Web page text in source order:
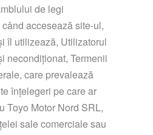
de legi
accesează site-ul,
îl utilizează, Utilizatorul
necondiționat, Termenii
care prevalează
înțelegeri pe care ar
Toyo Motor Nord SRL,
sale comerciale sau